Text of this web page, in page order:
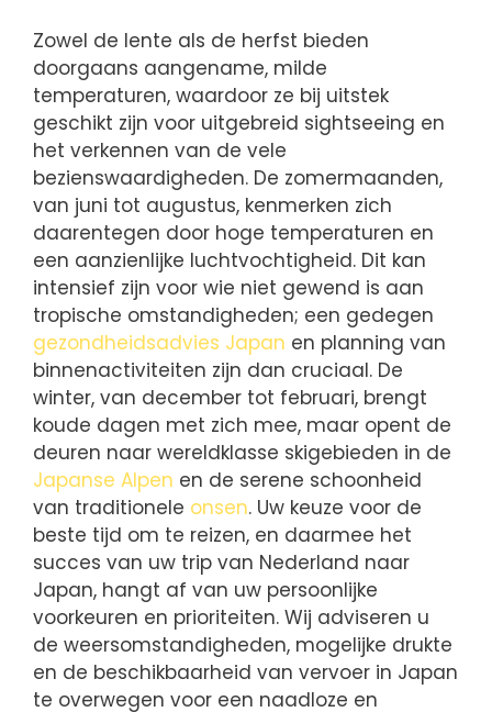
Zowel de lente als de herfst bieden
doorgaans aangename, milde
temperaturen, waardoor ze bij uitstek
geschikt zijn voor uitgebreid sightseeing en
het verkennen van de vele
bezienswaardigheden. De zomermaanden,
van juni tot augustus, kenmerken zich
daarentegen door hoge temperaturen en
een aanzienlijke luchtvochtigheid. Dit kan
intensief zijn voor wie niet gewend is aan
tropische omstandigheden; een gedegen
gezondheidsadvies Japan en planning van
binnenactiviteiten zijn dan cruciaal. De
winter, van december tot februari, brengt
koude dagen met zich mee, maar opent de
deuren naar wereldklasse skigebieden in de
Japanse Alpen en de serene schoonheid
van traditionele onsen. Uw keuze voor de
beste tijd om te reizen, en daarmee het
succes van uw trip van Nederland naar
Japan, hangt af van uw persoonlijke
voorkeuren en prioriteiten. Wij adviseren u
de weersomstandigheden, mogelijke drukte
en de beschikbaarheid van vervoer in Japan
te overwegen voor een naadloze en